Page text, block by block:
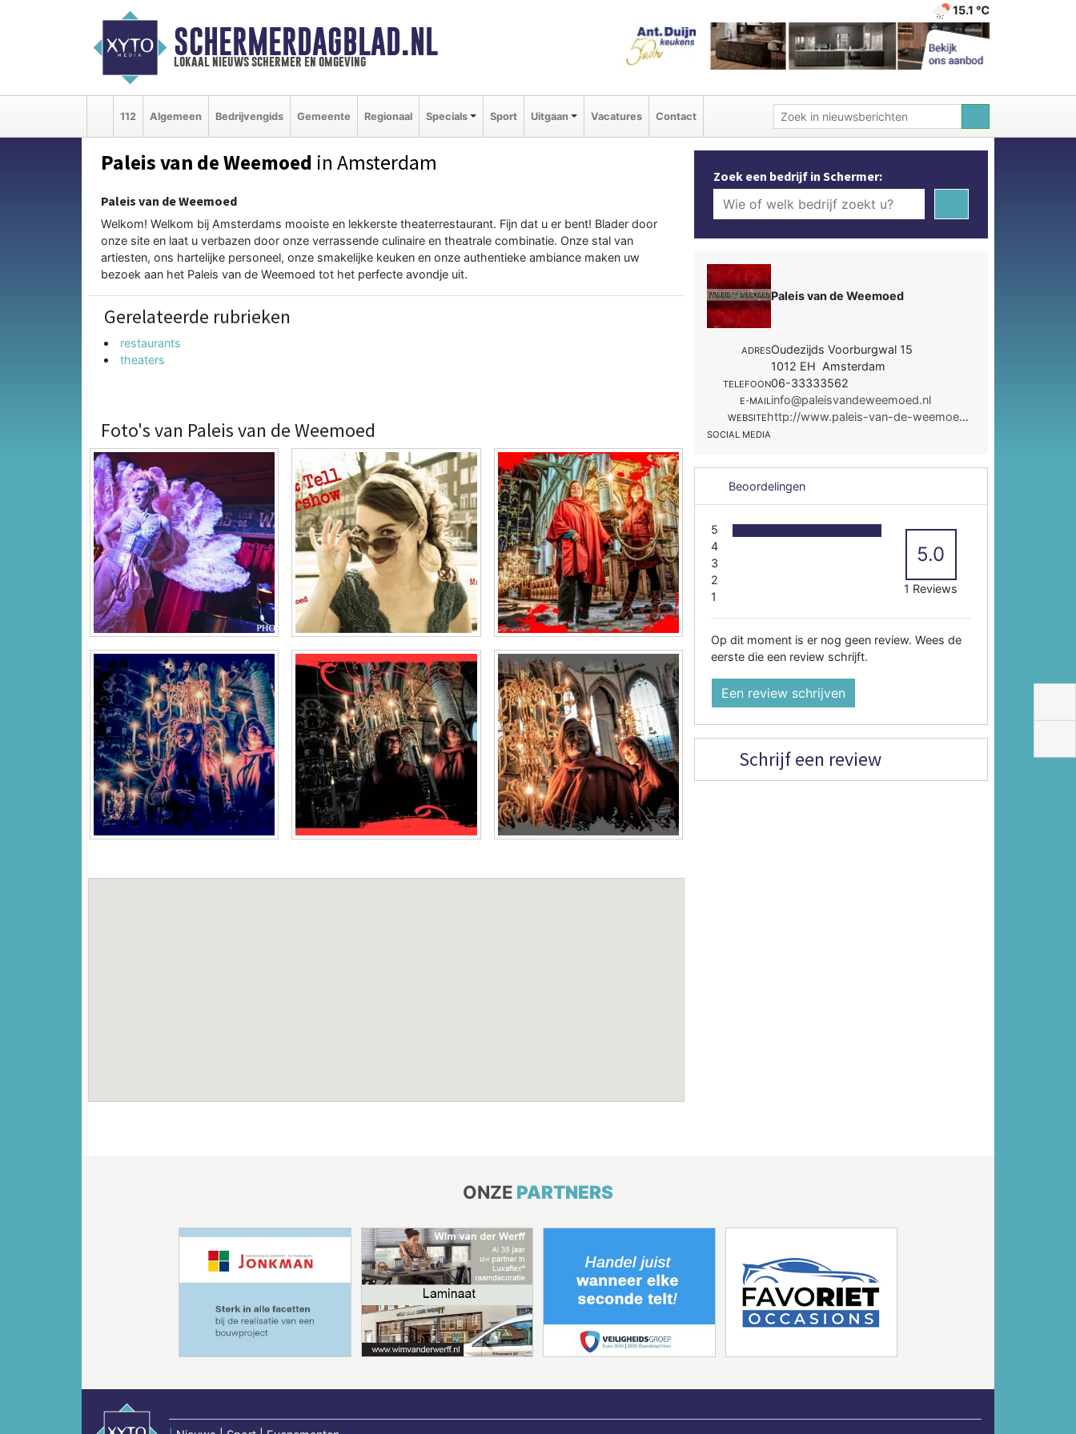
SCHERMERDAGBLAD.NL
lokaal nieuws schermer en omgeving
15.1 ℃
112 Algemeen Bedrijvengids Gemeente Regionaal Specials Sport Uitgaan Vacatures Contact
Paleis van de Weemoed in Amsterdam
Paleis van de Weemoed
Welkom! Welkom bij Amsterdams mooiste en lekkerste theaterrestaurant. Fijn dat u er bent! Blader door
onze site en laat u verbazen door onze verrassende culinaire en theatrale combinatie. Onze stal van
artiesten, ons hartelijke personeel, onze smakelijke keuken en onze authentieke ambiance maken uw
bezoek aan het Paleis van de Weemoed tot het perfecte avondje uit.
Gerelateerde rubrieken
restaurants
theaters
Foto's van Paleis van de Weemoed
Zoek een bedrijf in Schermer:
Paleis van de Weemoed
ADRESOudezijds Voorburgwal 15
1012 EH Amsterdam
TELEFOON06-33333562
E-MAILinfo@paleisvandeweemoed.nl
WEBSITE http://www.paleis-van-de-weemoed.nl/nl
SOCIAL MEDIA
Beoordelingen
5
4
3
2
1
5.0
1 Reviews
Op dit moment is er nog geen review. Wees de
eerste die een review schrijft.
Een review schrijven
Schrijf een review
ONZE PARTNERS